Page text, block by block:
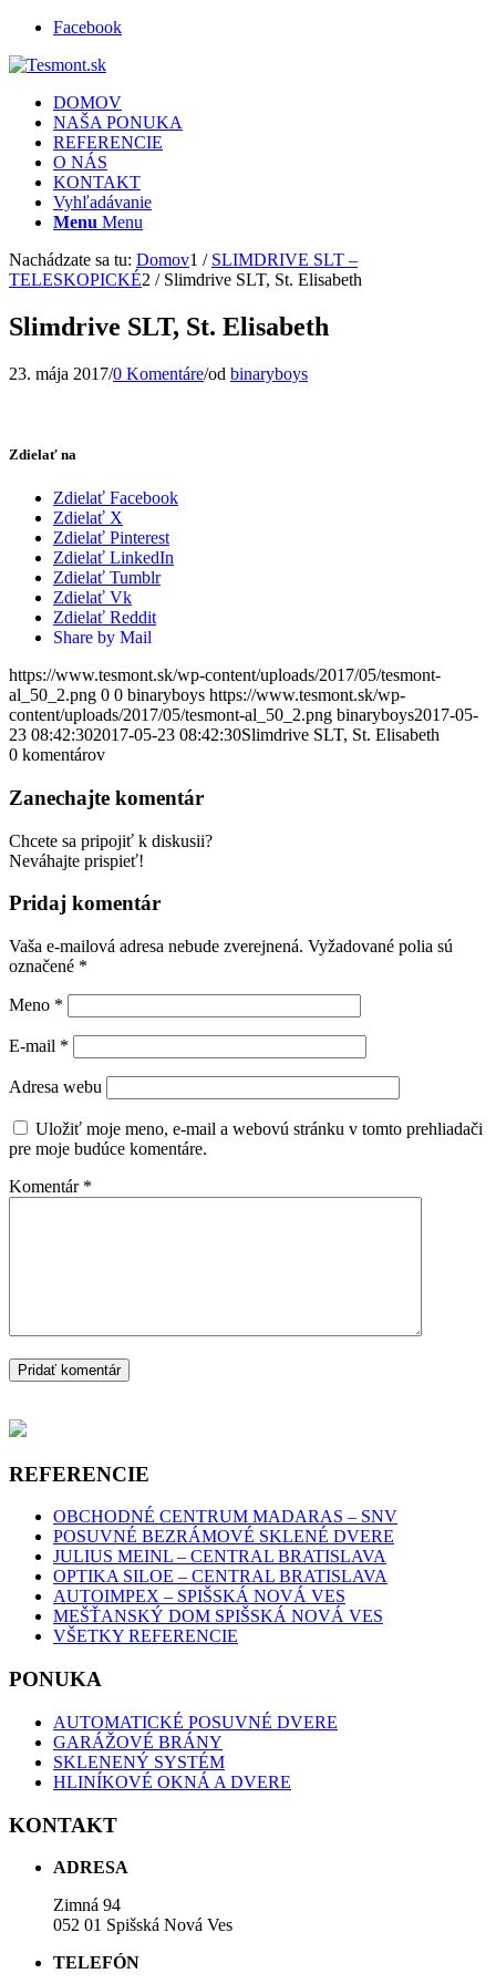
Facebook
DOMOV
NAŠA PONUKA
REFERENCIE
O NÁS
KONTAKT
Vyhľadávanie
Menu Menu
Nachádzate sa tu: Domov1 / SLIMDRIVE SLT –
TELESKOPICKÉ2 / Slimdrive SLT, St. Elisabeth
Slimdrive SLT, St. Elisabeth
23. mája 2017/0 Komentáre/od binaryboys
Zdielať na
Zdielať Facebook
Zdielať X
Zdielať Pinterest
Zdielať LinkedIn
Zdielať Tumblr
Zdielať Vk
Zdielať Reddit
Share by Mail
https://www.tesmont.sk/wp-content/uploads/2017/05/tesmont-
al_50_2.png 0 0 binaryboys https://www.tesmont.sk/wp-
content/uploads/2017/05/tesmont-al_50_2.png binaryboys2017-05-
23 08:42:302017-05-23 08:42:30Slimdrive SLT, St. Elisabeth
0 komentárov
Zanechajte komentár
Chcete sa pripojiť k diskusii?
Neváhajte prispieť!
Pridaj komentár
Vaša e-mailová adresa nebude zverejnená. Vyžadované polia sú
označené *
Meno *
E-mail *
Adresa webu
Uložiť moje meno, e-mail a webovú stránku v tomto prehliadači
pre moje budúce komentáre.
Komentár *
REFERENCIE
OBCHODNÉ CENTRUM MADARAS – SNV
POSUVNÉ BEZRÁMOVÉ SKLENÉ DVERE
JULIUS MEINL – CENTRAL BRATISLAVA
OPTIKA SILOE – CENTRAL BRATISLAVA
AUTOIMPEX – SPIŠSKÁ NOVÁ VES
MEŠŤANSKÝ DOM SPIŠSKÁ NOVÁ VES
VŠETKY REFERENCIE
PONUKA
AUTOMATICKÉ POSUVNÉ DVERE
GARÁŽOVÉ BRÁNY
SKLENENÝ SYSTÉM
HLINÍKOVÉ OKNÁ A DVERE
KONTAKT
ADRESA
Zimná 94
052 01 Spišská Nová Ves
TELEFÓN